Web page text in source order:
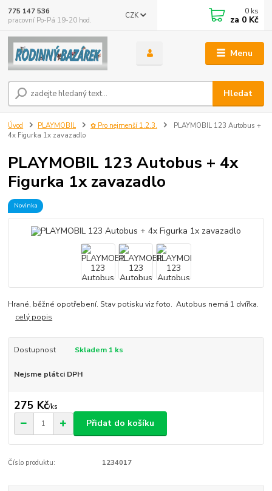
Menu
CZK
Hledat
775 147 536
pracovní Po-Pá 19-20 hod.
0 ks
za 0 Kč
Úvod PLAYMOBIL ✿ Pro nejmenší 1.2.3.
PLAYMOBIL 123 Autobus +
4x Figurka 1x zavazadlo
PLAYMOBIL 123 Autobus + 4x
Figurka 1x zavazadlo
Novinka
Hrané, běžné opotřebení. Stav potisku viz foto. Autobus nemá 1 dvířka.
celý popis
Dostupnost Skladem 1 ks
Nejsme plátci DPH
275 Kč/ks
Přidat do košíku
Číslo produktu: 1234017